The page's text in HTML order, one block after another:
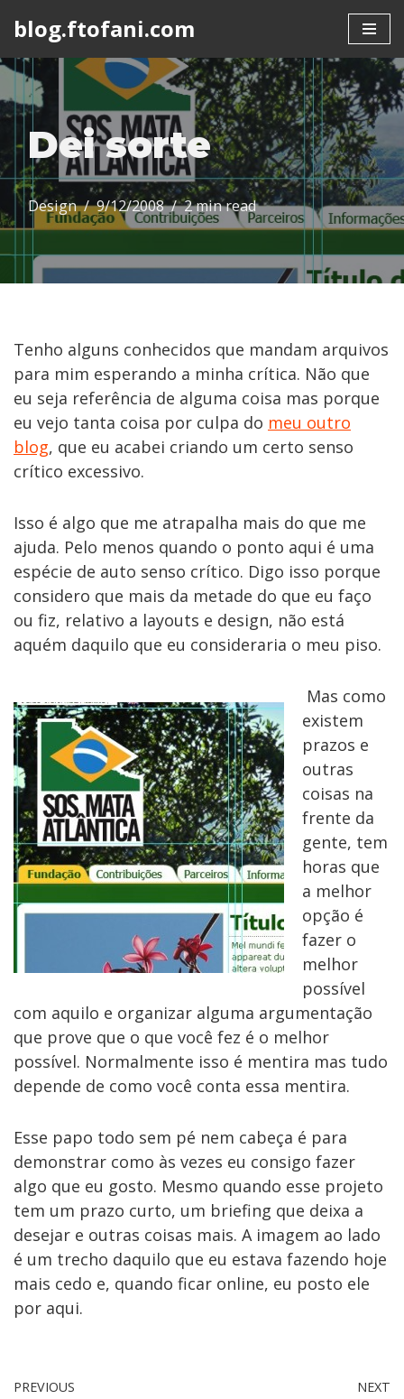
to
content
blog.ftofani.com
Dei sorte
Design 9/12/2008 2 min read
Tenho alguns conhecidos que mandam arquivos
para mim esperando a minha crítica. Não que
eu seja referência de alguma coisa mas porque
eu vejo tanta coisa por culpa do meu outro
blog, que eu acabei criando um certo senso
crítico excessivo.
Isso é algo que me atrapalha mais do que me
ajuda. Pelo menos quando o ponto aqui é uma
espécie de auto senso crítico. Digo isso porque
considero que mais da metade do que eu faço
ou fiz, relativo a layouts e design, não está
aquém daquilo que eu consideraria o meu piso.
Mas como
existem
prazos e
outras
coisas na
frente da
gente, tem
horas que
a melhor
opção é
fazer o
melhor
possível
com aquilo e organizar alguma argumentação
que prove que o que você fez é o melhor
possível. Normalmente isso é mentira mas tudo
depende de como você conta essa mentira.
Esse papo todo sem pé nem cabeça é para
demonstrar como às vezes eu consigo fazer
algo que eu gosto. Mesmo quando esse projeto
tem um prazo curto, um briefing que deixa a
desejar e outras coisas mais. A imagem ao lado
é um trecho daquilo que eu estava fazendo hoje
mais cedo e, quando ficar online, eu posto ele
por aqui.
PREVIOUS NEXT